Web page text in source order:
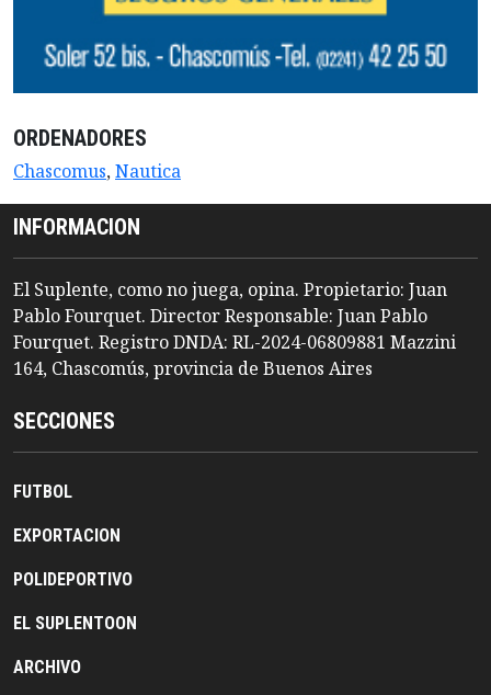
ORDENADORES
Chascomus,Nautica
INFORMACION
El Suplente, como no juega, opina. Propietario: Juan
Pablo Fourquet. Director Responsable: Juan Pablo
Fourquet. Registro DNDA: RL-2024-06809881 Mazzini
164, Chascomús, provincia de Buenos Aires
SECCIONES
FUTBOL
EXPORTACION
POLIDEPORTIVO
EL SUPLENTOON
ARCHIVO